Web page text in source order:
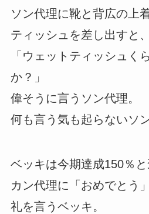
ソン代理に靴と背広の上
ティッシュを差し出すと、
「ウェットティッシュく
か？」
偉そうに言うソン代理。
何も言う気も起らないソ
ベッキは今期達成150％と
カン代理に「おめでとう
礼を言うベッキ。